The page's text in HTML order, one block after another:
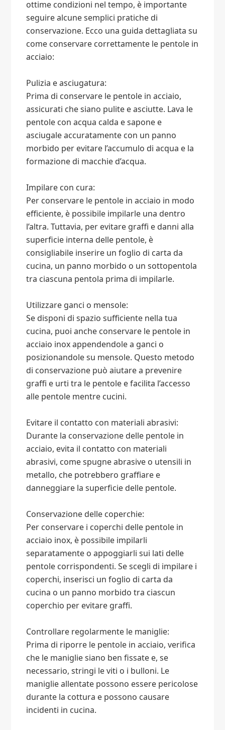
ottime condizioni nel tempo, è importante
seguire alcune semplici pratiche di
conservazione. Ecco una guida dettagliata su
come conservare correttamente le pentole in
acciaio:
Pulizia e asciugatura:
Prima di conservare le pentole in acciaio,
assicurati che siano pulite e asciutte. Lava le
pentole con acqua calda e sapone e
asciugale accuratamente con un panno
morbido per evitare l’accumulo di acqua e la
formazione di macchie d’acqua.
Impilare con cura:
Per conservare le pentole in acciaio in modo
efficiente, è possibile impilarle una dentro
l’altra. Tuttavia, per evitare graffi e danni alla
superficie interna delle pentole, è
consigliabile inserire un foglio di carta da
cucina, un panno morbido o un sottopentola
tra ciascuna pentola prima di impilarle.
Utilizzare ganci o mensole:
Se disponi di spazio sufficiente nella tua
cucina, puoi anche conservare le pentole in
acciaio inox appendendole a ganci o
posizionandole su mensole. Questo metodo
di conservazione può aiutare a prevenire
graffi e urti tra le pentole e facilita l’accesso
alle pentole mentre cucini.
Evitare il contatto con materiali abrasivi:
Durante la conservazione delle pentole in
acciaio, evita il contatto con materiali
abrasivi, come spugne abrasive o utensili in
metallo, che potrebbero graffiare e
danneggiare la superficie delle pentole.
Conservazione delle coperchie:
Per conservare i coperchi delle pentole in
acciaio inox, è possibile impilarli
separatamente o appoggiarli sui lati delle
pentole corrispondenti. Se scegli di impilare i
coperchi, inserisci un foglio di carta da
cucina o un panno morbido tra ciascun
coperchio per evitare graffi.
Controllare regolarmente le maniglie:
Prima di riporre le pentole in acciaio, verifica
che le maniglie siano ben fissate e, se
necessario, stringi le viti o i bulloni. Le
maniglie allentate possono essere pericolose
durante la cottura e possono causare
incidenti in cucina.